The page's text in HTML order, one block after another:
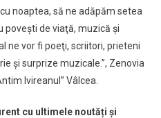
noaptea, să ne adăpăm setea
poveşti de viaţă, muzică şi
ne vor fi poeţi, scriitori, prieteni
şi surprize muzicale.”, Zenovia
Ivireanul” Vâlcea.
cu ultimele noutăți și